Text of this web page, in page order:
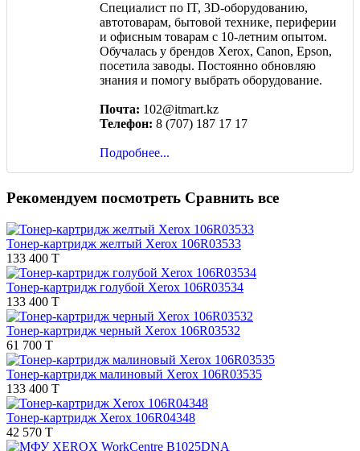
Специалист по IT, 3D-оборудованию,
автотоварам, бытовой технике, периферии
и офисным товарам с 10-летним опытом.
Обучалась у брендов Xerox, Canon, Epson,
посетила заводы. Постоянно обновляю
знания и помогу выбрать оборудование.
Почта: 102@itmart.kz
Телефон: 8 (707) 187 17 17
Подробнее...
Рекомендуем посмотреть Сравнить все
Тонер-картридж желтый Xerox 106R03533
133 400 T
Тонер-картридж голубой Xerox 106R03534
133 400 T
Тонер-картридж черный Xerox 106R03532
61 700 T
Тонер-картридж малиновый Xerox 106R03535
133 400 T
Тонер-картридж Xerox 106R04348
42 570 T